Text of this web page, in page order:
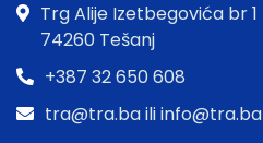
Trg Alije Izetbegovića br 1
74260 Tešanj
+387 32 650 608
tra@tra.ba ili info@tra.ba